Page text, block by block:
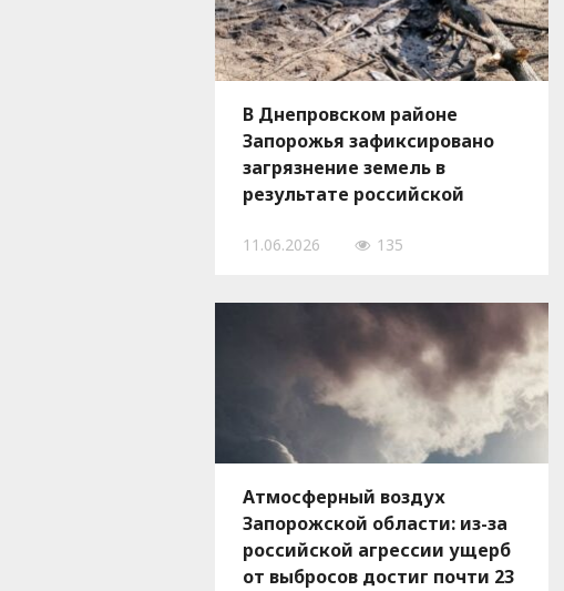
В Днепровском районе
Запорожья зафиксировано
загрязнение земель в
результате российской
11.06.2026 135
Атмосферный воздух
Запорожской области: из-за
российской агрессии ущерб
от выбросов достиг почти 23